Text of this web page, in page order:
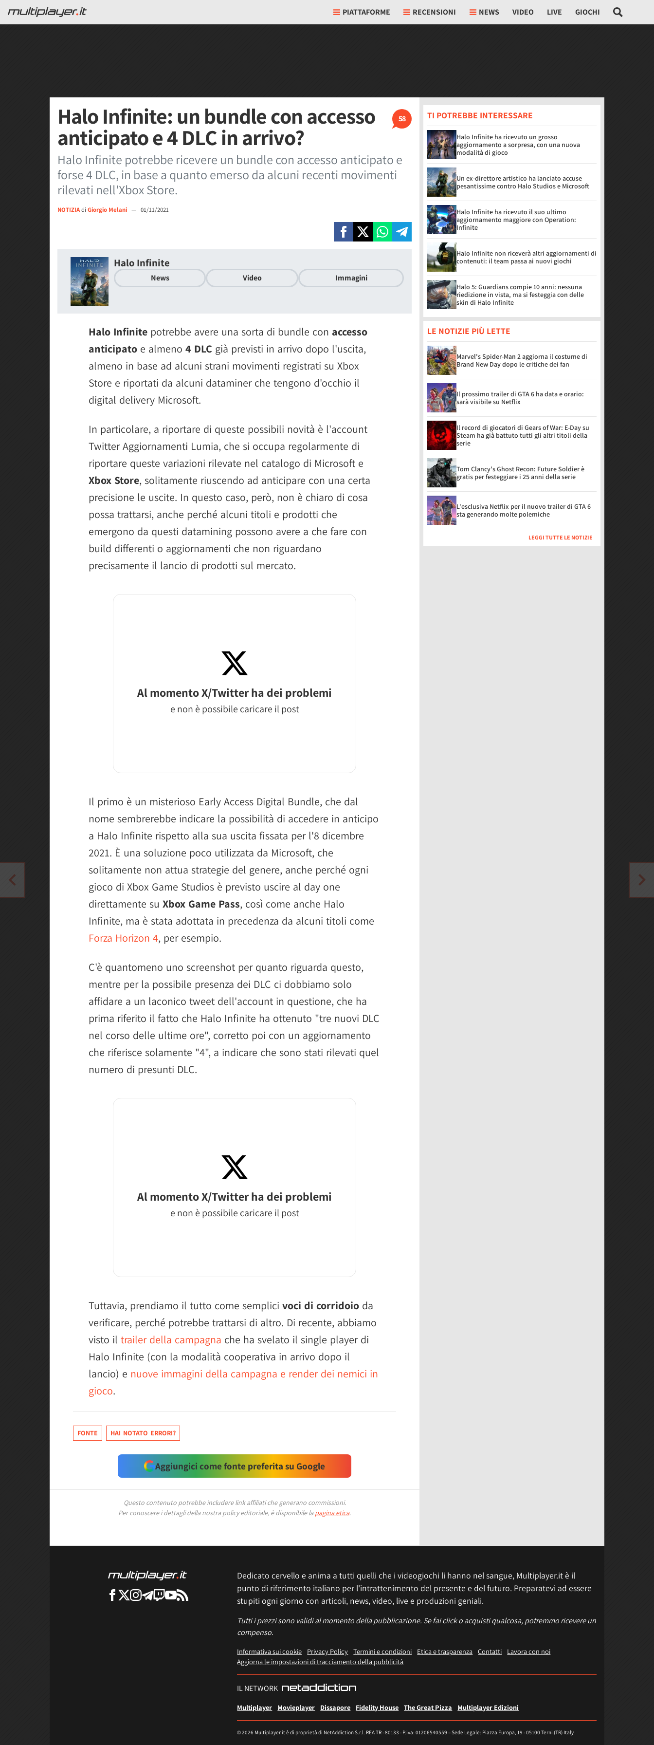
PIATTAFORME RECENSIONI NEWS VIDEO LIVE GIOCHI
58
Halo Infinite: un bundle con accesso
anticipato e 4 DLC in arrivo?
Halo Infinite potrebbe ricevere un bundle con accesso anticipato e
forse 4 DLC, in base a quanto emerso da alcuni recenti movimenti
rilevati nell'Xbox Store.
NOTIZIAdi Giorgio Melani — 01/11/2021
Halo Infinite
News Video Immagini
Halo Infinite potrebbe avere una sorta di bundle con accesso
anticipato e almeno 4 DLC già previsti in arrivo dopo l'uscita,
almeno in base ad alcuni strani movimenti registrati su Xbox
Store e riportati da alcuni dataminer che tengono d'occhio il
digital delivery Microsoft.
In particolare, a riportare di queste possibili novità è l'account
Twitter Aggiornamenti Lumia, che si occupa regolarmente di
riportare queste variazioni rilevate nel catalogo di Microsoft e
Xbox Store, solitamente riuscendo ad anticipare con una certa
precisione le uscite. In questo caso, però, non è chiaro di cosa
possa trattarsi, anche perché alcuni titoli e prodotti che
emergono da questi datamining possono avere a che fare con
build differenti o aggiornamenti che non riguardano
precisamente il lancio di prodotti sul mercato.
Al momento X/Twitter ha dei problemi
e non è possibile caricare il post
Il primo è un misterioso Early Access Digital Bundle, che dal
nome sembrerebbe indicare la possibilità di accedere in anticipo
a Halo Infinite rispetto alla sua uscita fissata per l'8 dicembre
2021. È una soluzione poco utilizzata da Microsoft, che
solitamente non attua strategie del genere, anche perché ogni
gioco di Xbox Game Studios è previsto uscire al day one
direttamente su Xbox Game Pass, così come anche Halo
Infinite, ma è stata adottata in precedenza da alcuni titoli come
Forza Horizon 4, per esempio.
C'è quantomeno uno screenshot per quanto riguarda questo,
mentre per la possibile presenza dei DLC ci dobbiamo solo
affidare a un laconico tweet dell'account in questione, che ha
prima riferito il fatto che Halo Infinite ha ottenuto "tre nuovi DLC
nel corso delle ultime ore", corretto poi con un aggiornamento
che riferisce solamente "4", a indicare che sono stati rilevati quel
numero di presunti DLC.
Al momento X/Twitter ha dei problemi
e non è possibile caricare il post
Tuttavia, prendiamo il tutto come semplici voci di corridoio da
verificare, perché potrebbe trattarsi di altro. Di recente, abbiamo
visto il trailer della campagna che ha svelato il single player di
Halo Infinite (con la modalità cooperativa in arrivo dopo il
lancio) e nuove immagini della campagna e render dei nemici in
gioco.
FONTE HAI NOTATO ERRORI?
Aggiungici come fonte preferita su Google
Questo contenuto potrebbe includere link affiliati che generano commissioni.
Per conoscere i dettagli della nostra policy editoriale, è disponibile la pagina etica.
TI POTREBBE INTERESSARE
Halo Infinite ha ricevuto un grosso
aggiornamento a sorpresa, con una nuova
modalità di gioco
Un ex-direttore artistico ha lanciato accuse
pesantissime contro Halo Studios e Microsoft
Halo Infinite ha ricevuto il suo ultimo
aggiornamento maggiore con Operation:
Infinite
Halo Infinite non riceverà altri aggiornamenti di
contenuti: il team passa ai nuovi giochi
Halo 5: Guardians compie 10 anni: nessuna
riedizione in vista, ma si festeggia con delle
skin di Halo Infinite
LE NOTIZIE PIÙ LETTE
Marvel's Spider-Man 2 aggiorna il costume di
Brand New Day dopo le critiche dei fan
Il prossimo trailer di GTA 6 ha data e orario:
sarà visibile su Netflix
Il record di giocatori di Gears of War: E-Day su
Steam ha già battuto tutti gli altri titoli della
serie
Tom Clancy's Ghost Recon: Future Soldier è
gratis per festeggiare i 25 anni della serie
L'esclusiva Netflix per il nuovo trailer di GTA 6
sta generando molte polemiche
LEGGI TUTTE LE NOTIZIE
Dedicato cervello e anima a tutti quelli che i videogiochi li hanno nel sangue, Multiplayer.it è il
punto di riferimento italiano per l'intrattenimento del presente e del futuro. Preparatevi ad essere
stupiti ogni giorno con articoli, news, video, live e produzioni geniali.
Tutti i prezzi sono validi al momento della pubblicazione. Se fai click o acquisti qualcosa, potremmo ricevere un
compenso.
Informativa sui cookie Privacy Policy Termini e condizioni Etica e trasparenza Contatti
Lavora con noi
Aggiorna le impostazioni di tracciamento della pubblicità
IL NETWORK
Multiplayer Movieplayer Dissapore Fidelity House The Great Pizza Multiplayer Edizioni
© 2026 Multiplayer.it è di proprietà di NetAddiction S.r.l. REA TR - 80133 - P.iva: 01206540559 – Sede Legale: Piazza Europa, 19 - 05100 Terni (TR) Italy